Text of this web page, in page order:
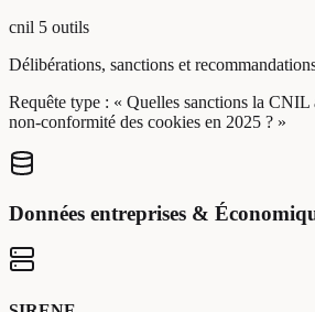
cnil 5 outils
Délibérations, sanctions et
Requête type : « Quelles sanctions la CNIL
non-conformité des cookies en 2025 ? »
Données entreprises &